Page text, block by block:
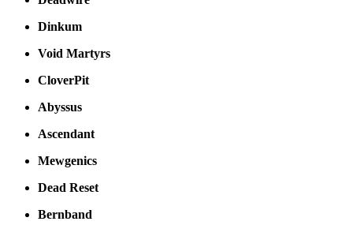
Dinkum
Void Martyrs
CloverPit
Abyssus
Ascendant
Mewgenics
Dead Reset
Bernband